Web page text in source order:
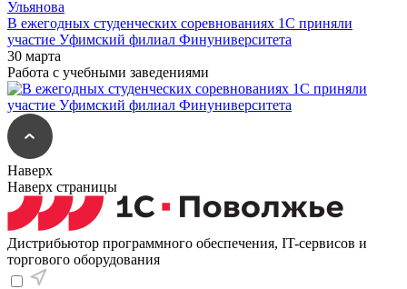
В ежегодных студенческих соревнованиях 1С приняли
участие Уфимский филиал Финуниверситета
30 марта
Работа с учебными заведениями
Наверх
Наверх страницы
Дистрибьютор программного обеспечения, IT-сервисов и
торгового оборудования